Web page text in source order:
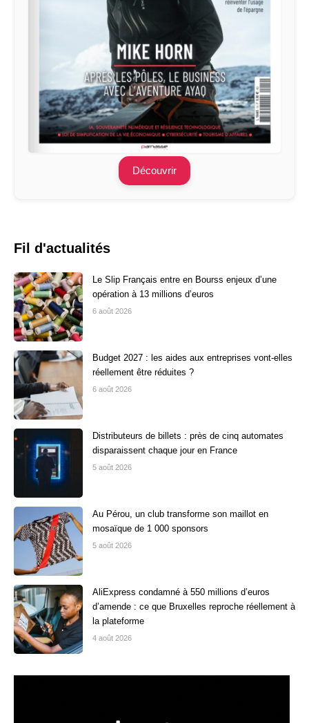
Découvrir
Fil d'actualités
Le Slip Français entre en Bourss enjeux d’une
opération à 13 millions d’euros
6 août 2026
Budget 2027 : les aides aux entreprises vont-elles
réellement être réduites ?
6 août 2026
Distributeurs de billets : près de cinq automates
disparaissent chaque jour en France
5 août 2026
Au Pérou, un club transforme son maillot en
mosaïque de 1 000 sponsors
5 août 2026
AliExpress condamné à 550 millions d’euros
d’amende : ce que Bruxelles reproche réellement à
la plateforme
4 août 2026